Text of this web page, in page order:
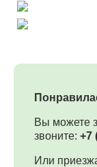
Вы можете
звоните: +7
Или